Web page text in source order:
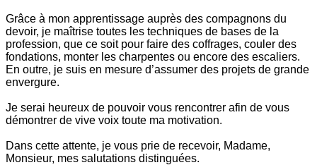
Grâce à mon apprentissage auprès des compagnons du
devoir, je maîtrise toutes les techniques de bases de la
profession, que ce soit pour faire des coffrages, couler des
fondations, monter les charpentes ou encore des escaliers.
En outre, je suis en mesure d’assumer des projets de grande
envergure.
Je serai heureux de pouvoir vous rencontrer afin de vous
démontrer de vive voix toute ma motivation.
Dans cette attente, je vous prie de recevoir, Madame,
Monsieur, mes salutations distinguées.